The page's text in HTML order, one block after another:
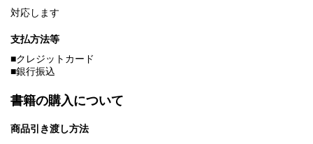
対応します
支払方法等
■クレジットカード
■銀行振込
書籍の購入について
商品引き渡し方法